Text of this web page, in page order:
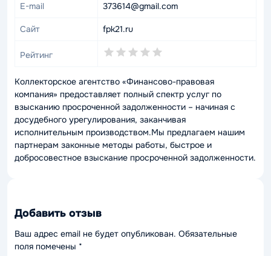
E-mail 373614@gmail.com
Сайт fpk21.ru
Рейтинг
0,0
Коллекторское агентство «Финансово-правовая
компания» предоставляет полный спектр услуг по
взысканию просроченной задолженности – начиная с
досудебного урегулирования, заканчивая
исполнительным производством.Мы предлагаем нашим
партнерам законные методы работы, быстрое и
добросовестное взыскание просроченной задолженности.
Добавить отзыв
Ваш адрес email не будет опубликован. Обязательные
поля помечены *